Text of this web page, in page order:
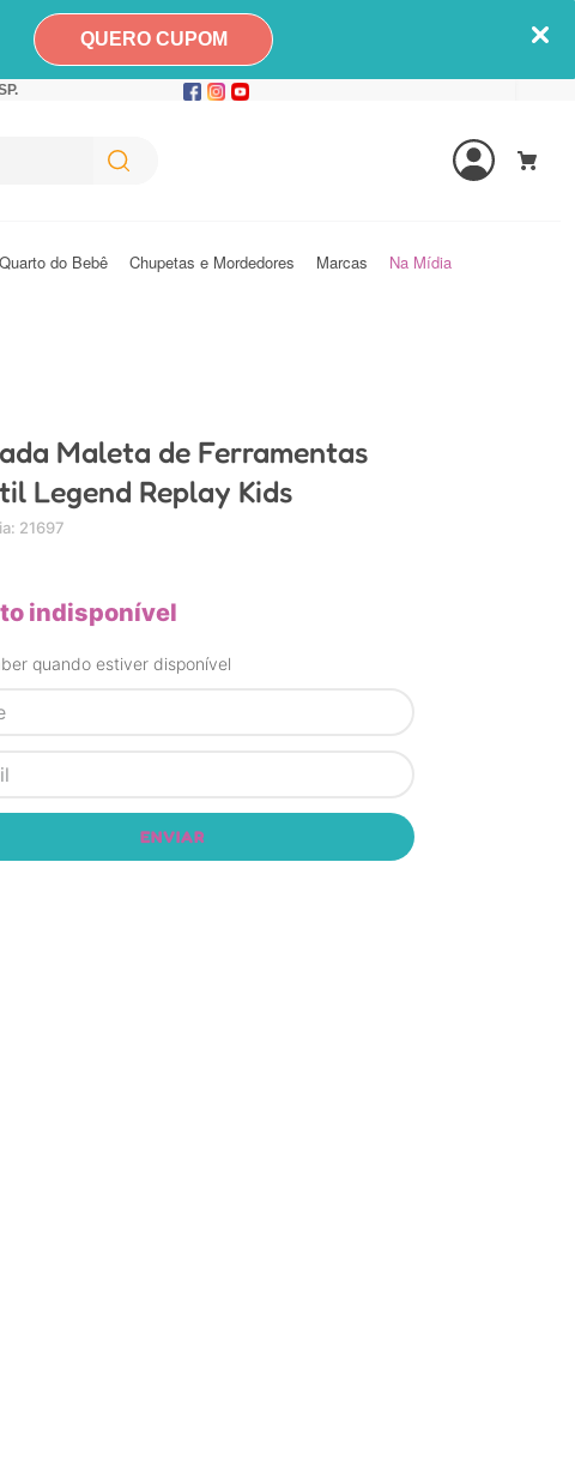
QUERO CUPOM
Quarto do Bebê Chupetas e Mordedores Marcas Na Mídia
Maleta de Ferramentas
Legend Replay Kids
: 21697
indisponível
quando estiver disponível
ENVIAR